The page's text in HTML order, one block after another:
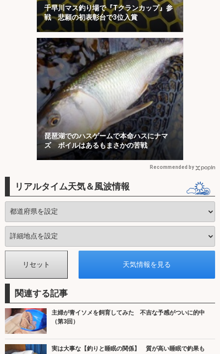
千早川マス釣り場で『Tクランカップ』参
戦 悲願の初表彰台で3位入賞
琵琶湖でのハスゲームで本命ハスにナマ
ズ ボイルはあるもまさかの苦戦
Recommended by
リアルタイム天気＆風波情報
関連する記事
主婦が青イソメを飼育してみた 不吉な予感がついに的中
（第3回）
実は大事な【釣りと睡眠の関係】 質が高い睡眠で釣果も